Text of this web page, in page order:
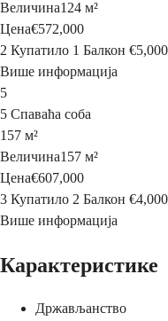
Величина124 м²
Цена€572,000
2 Купатило 1 Балкон €5,000
Више информација
5
5 Спаваћа соба
157 м²
Величина157 м²
Цена€607,000
3 Купатило 2 Балкон €4,000
Више информација
Карактеристике
Држављанство